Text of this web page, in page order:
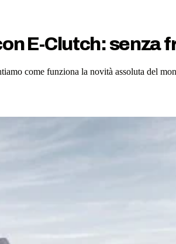
E-Clutch: senza
come funziona la novità assoluta del